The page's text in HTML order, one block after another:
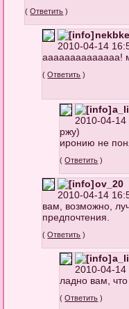
(Ответить )
nekbke
2010-04-14
аааааааааааааа!
(Ответить )
2010-04-
ржу)
иронию не
(Ответить )
ov_20
2010-04-14
вам, возможно,
предпочтения.
(Ответить )
2010-04-
ладно вам,
(Ответить )